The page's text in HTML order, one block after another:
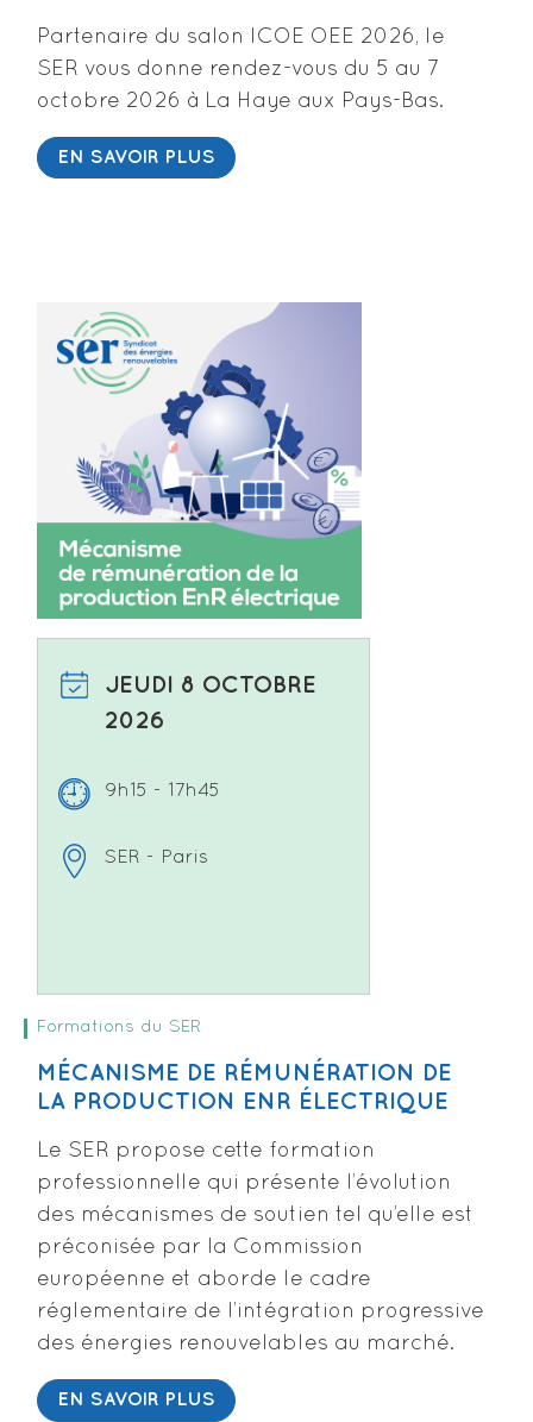
Partenaire du salon ICOE OEE 2026, le
SER vous donne rendez-vous du 5 au 7
octobre 2026 à La Haye aux Pays-Bas.
EN SAVOIR PLUS
JEUDI 8 OCTOBRE
2026
9h15 - 17h45
SER - Paris
Formations du SER
MÉCANISME DE RÉMUNÉRATION DE
LA PRODUCTION ENR ÉLECTRIQUE
Le SER propose cette formation
professionnelle qui présente l’évolution
des mécanismes de soutien tel qu’elle est
préconisée par la Commission
européenne et aborde le cadre
réglementaire de l’intégration progressive
des énergies renouvelables au marché.
EN SAVOIR PLUS